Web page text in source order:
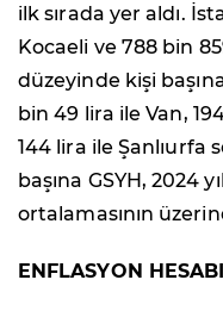
ilk sırada yer aldı.
Kocaeli ve 788 bin
düzeyinde kişi
bin 49 lira ile Van,
144 lira ile Şanlıurfa
başına GSYH, 2024
ortalamasının
ENFLASYON